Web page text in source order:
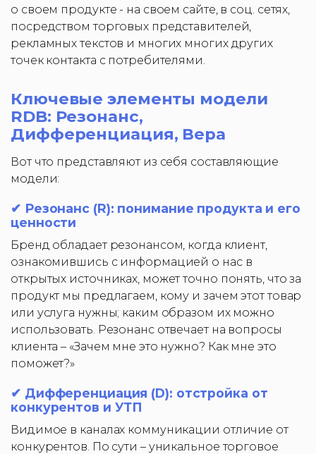
о своем продукте - на своем сайте, в соц. сетях,
посредством торговых представителей,
рекламных текстов и многих многих других
точек контакта с потребителями.
Ключевые элементы модели
RDB: Резонанс,
Дифференциация, Вера
Вот что представляют из себя составляющие
модели:
✔ Резонанс (R): понимание продукта и его
ценности
Бренд обладает резонансом, когда клиент,
ознакомившись с информацией о нас в
открытых источниках, может точно понять, что за
продукт мы предлагаем, кому и зачем этот товар
или услуга нужны; каким образом их можно
использовать. Резонанс отвечает на вопросы
клиента – «Зачем мне это нужно? Как мне это
поможет?»
✔ Дифференциация (D): отстройка от
конкурентов и УТП
Видимое в каналах коммуникации отличие от
конкурентов. По сути – уникальное торговое